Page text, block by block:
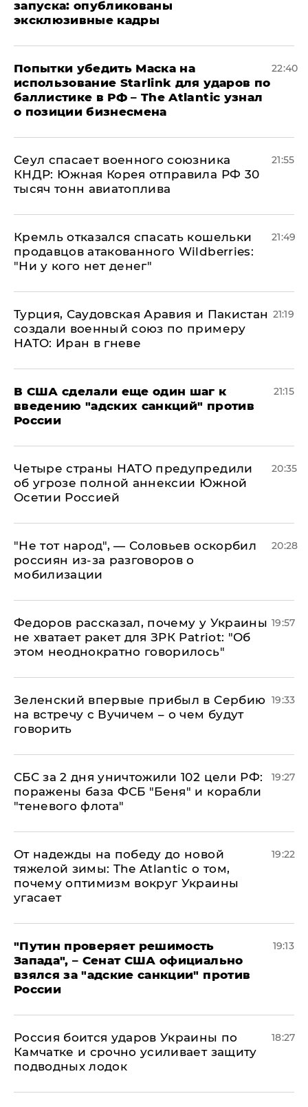
запуска: опубликованы
эксклюзивные кадры
Попытки убедить Маска на
использование Starlink для ударов по
баллистике в РФ – The Atlantic узнал
о позиции бизнесмена
22:40
​Сеул спасает военного союзника
КНДР: Южная Корея отправила РФ 30
тысяч тонн авиатоплива
21:55
Кремль отказался спасать кошельки
продавцов атакованного Wildberries:
"Ни у кого нет денег"
21:49
Турция, Саудовская Аравия и Пакистан
создали военный союз по примеру
НАТО: Иран в гневе
21:19
В США сделали еще один шаг к
введению "адских санкций" против
России
21:15
Четыре страны НАТО предупредили
об угрозе полной аннексии Южной
Осетии Россией
20:35
​"Не тот народ", — Соловьев оскорбил
россиян из-за разговоров о
мобилизации
20:28
Федоров рассказал, почему у Украины
не хватает ракет для ЗРК Patriot: "Об
этом неоднократно говорилось"
19:57
Зеленский впервые прибыл в Сербию
на встречу с Вучичем – о чем будут
говорить
19:33
СБС за 2 дня уничтожили 102 цели РФ:
поражены база ФСБ "Беня" и корабли
"теневого флота"
19:27
От надежды на победу до новой
тяжелой зимы: The Atlantic о том,
почему оптимизм вокруг Украины
угасает
19:22
"Путин проверяет решимость
Запада", – Сенат США официально
взялся за "адские санкции" против
России
19:13
Россия боится ударов Украины по
Камчатке и срочно усиливает защиту
подводных лодок
18:27